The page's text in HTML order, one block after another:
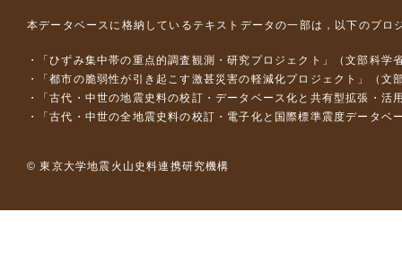
本データベースに格納しているテキストデータの一部は，以下のプロ
「ひずみ集中帯の重点的調査観測・研究プロジェクト」（文部科
「都市の脆弱性が引き起こす激甚災害の軽減化プロジェクト」（
「古代・中世の地震史料の校訂・データベース化と共有型拡張・
「古代・中世の全地震史料の校訂・電子化と国際標準震度データ
© 東京大学地震火山史料連携研究機構